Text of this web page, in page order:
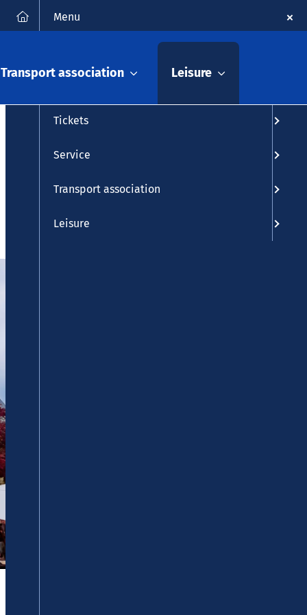
FAQ Contact
Transport association Leisure
Menu
Tickets
Service
Transport association
Leisure